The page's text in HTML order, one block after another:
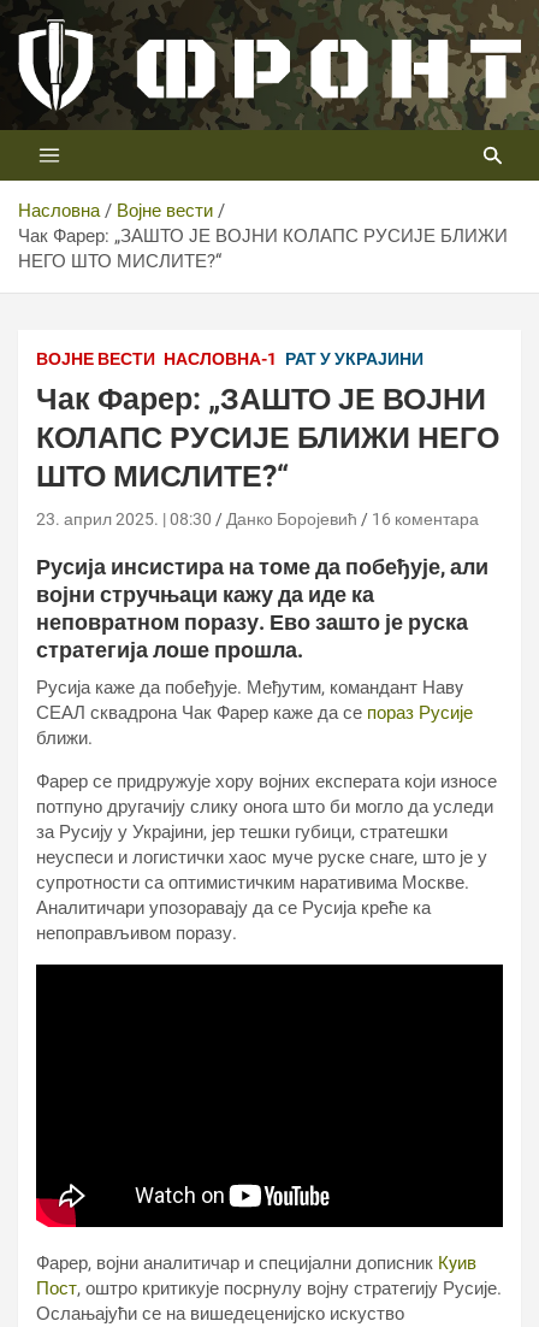
Скип
цонтент
Телевизија ФРОНТ
Први војни канал у Србији
Насловна
Војне вести
Чак Фарер: „ЗАШТО ЈЕ ВОЈНИ КОЛАПС РУСИЈЕ БЛИЖИ
НЕГО ШТО МИСЛИТЕ?“
ВОЈНЕ ВЕСТИ НАСЛОВНА-1 РАТ У УКРАЈИНИ
Чак Фарер: „ЗАШТО ЈЕ ВОЈНИ
КОЛАПС РУСИЈЕ БЛИЖИ НЕГО
ШТО МИСЛИТЕ?“
23. април 2025. | 08:30 Данко Боројевић 16 коментара
Русија инсистира на томе да побеђује, али
војни стручњаци кажу да иде ка
неповратном поразу. Ево зашто је руска
стратегија лоше прошла.
Русија каже да побеђује. Међутим, командант Навy
СЕАЛ сквадрона Чак Фарер каже да се пораз Русије
ближи.
Фарер се придружује хору војних експерата који износе
потпуно другачију слику онога што би могло да уследи
за Русију у Украјини, јер тешки губици, стратешки
неуспеси и логистички хаос муче руске снаге, што је у
супротности са оптимистичким наративима Москве.
Аналитичари упозоравају да се Русија креће ка
непоправљивом поразу.
Фарер, војни аналитичар и специјални дописник Кyив
Пост, оштро критикује посрнулу војну стратегију Русије.
Ослањајући се на вишедеценијско искуство